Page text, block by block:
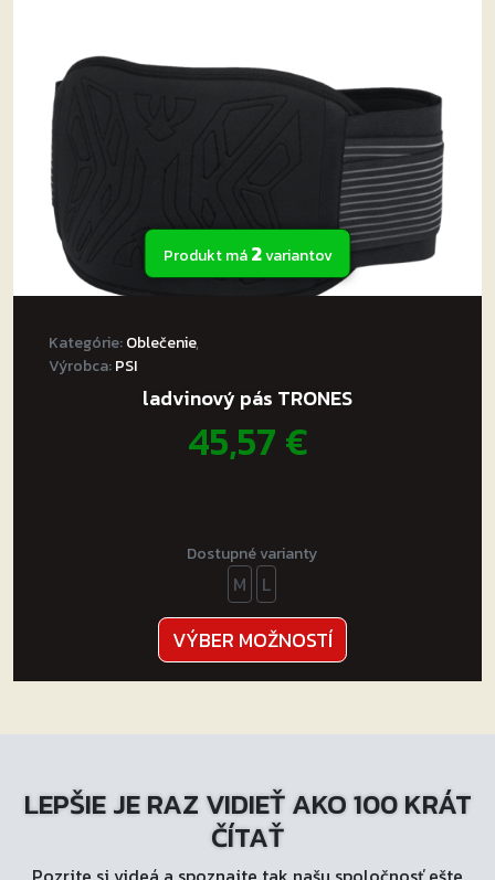
Produkt má2variantov
Kategórie:Oblečenie,
Výrobca:PSI
ladvinový pás TRONES
45,57€
Dostupné varianty
M L
VÝBER MOŽNOSTÍ
produkt
má
si
môžete
LEPŠIE JE RAZ VIDIEŤ AKO 100 KRÁT
ČÍTAŤ